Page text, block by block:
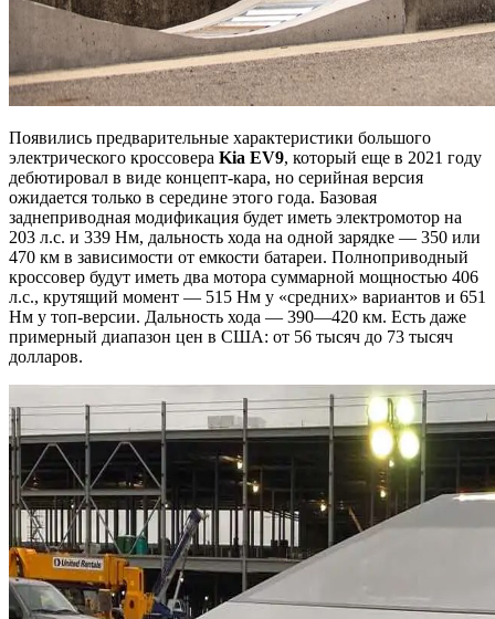
Появились предварительные характеристики большого
электрического кроссовера Kia EV9, который еще в 2021 году
дебютировал в виде концепт-кара, но серийная версия
ожидается только в середине этого года. Базовая
заднеприводная модификация будет иметь электромотор на
203 л.с. и 339 Нм, дальность хода на одной зарядке — 350 или
470 км в зависимости от емкости батареи. Полноприводный
кроссовер будут иметь два мотора суммарной мощностью 406
л.с., крутящий момент — 515 Нм у «средних» вариантов и 651
Нм у топ-версии. Дальность хода — 390—420 км. Есть даже
примерный диапазон цен в США: от 56 тысяч до 73 тысяч
долларов.